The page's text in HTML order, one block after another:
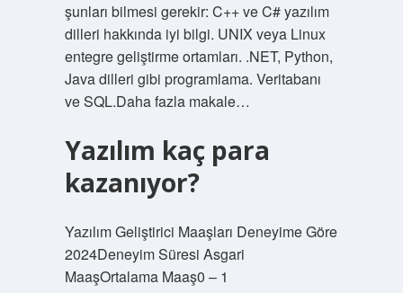
şunları bilmesi gerekir: C++ ve C# yazılım
dilleri hakkında iyi bilgi. UNIX veya Linux
entegre geliştirme ortamları. .NET, Python,
Java dilleri gibi programlama. Veritabanı
ve SQL.Daha fazla makale…
Yazılım kaç para
kazanıyor?
Yazılım Geliştirici Maaşları Deneyime Göre
2024Deneyim Süresi Asgari
MaaşOrtalama Maaş0 – 1